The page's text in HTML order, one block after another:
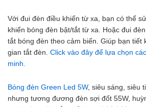
Với đui đèn điều khiển từ xa, bạn có thể
khiển bóng đèn bật/tắt từ xa. Hoặc đui
tắt bóng đèn theo cảm biến. Giúp bạn tiết
gian tắt đèn. Click vào đây để lựa chọn
minh.
Bóng đèn Green Led 5W, siêu sáng, siêu
nhưng tương đương đèn sợi đốt 55W,